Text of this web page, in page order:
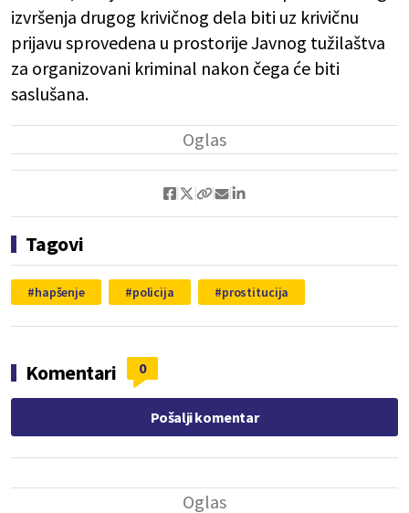
izvršenja drugog krivičnog dela biti uz krivičnu
prijavu sprovedena u prostorije Javnog tužilaštva
za organizovani kriminal nakon čega će biti
saslušana.
Tagovi
hapšenje policija prostitucija
Komentari 0
Pošalji komentar